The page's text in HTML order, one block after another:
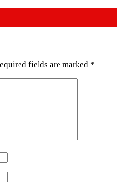
fields are marked *